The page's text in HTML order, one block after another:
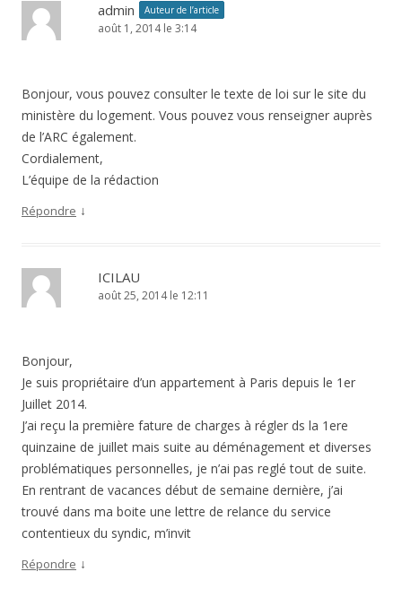
admin Auteur de l’article
août 1, 2014 le 3:14
Bonjour, vous pouvez consulter le texte de loi sur le site du
ministère du logement. Vous pouvez vous renseigner auprès
de l’ARC également.
Cordialement,
L’équipe de la rédaction
Répondre ↓
ICILAU
août 25, 2014 le 12:11
Bonjour,
Je suis propriétaire d’un appartement à Paris depuis le 1er
Juillet 2014.
J’ai reçu la première fature de charges à régler ds la 1ere
quinzaine de juillet mais suite au déménagement et diverses
problématiques personnelles, je n’ai pas reglé tout de suite.
En rentrant de vacances début de semaine dernière, j’ai
trouvé dans ma boite une lettre de relance du service
contentieux du syndic, m’invit
Répondre ↓